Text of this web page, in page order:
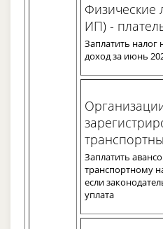
Физические
ИП) -
Заплатить
доход за июнь
Заплатить
транспортному
если
уплата